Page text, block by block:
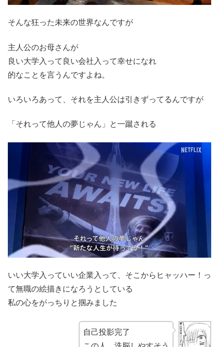
そんな狂った未来の世界なんですが
主人公のお母さんが
良い大学入って良い会社入って幸せになれ
的なことを言うんですよね。
いろいろあって、それを主人公は引きずってるんですが
「それって他人の夢じゃん」と一蹴される
いい大学入っていい企業入って、そこからヒャッハー！っ
て無職の絵描きになろうとしている
私の心をがっちりと掴みました
自己投影完了